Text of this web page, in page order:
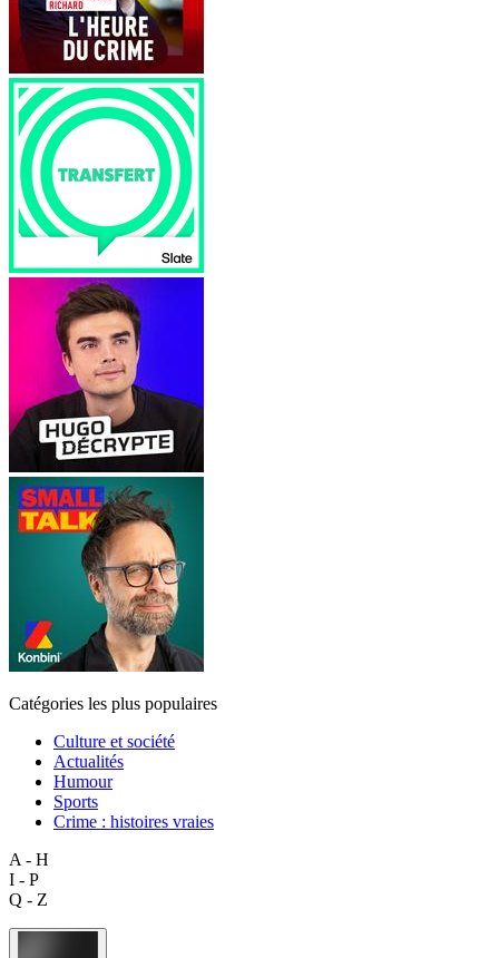
Catégories les plus populaires
Culture et société
Actualités
Humour
Sports
Crime : histoires vraies
A - H
I - P
Q - Z